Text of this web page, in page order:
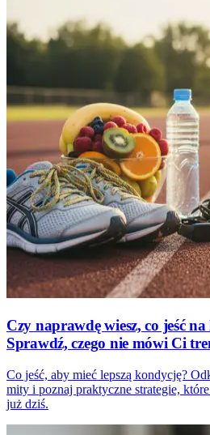
Czy naprawdę wiesz, co jeść
Sprawdź, czego nie mówi Ci
Co jeść, aby mieć lepszą kondycję?
mity i poznaj praktyczne strategie,
już dziś.